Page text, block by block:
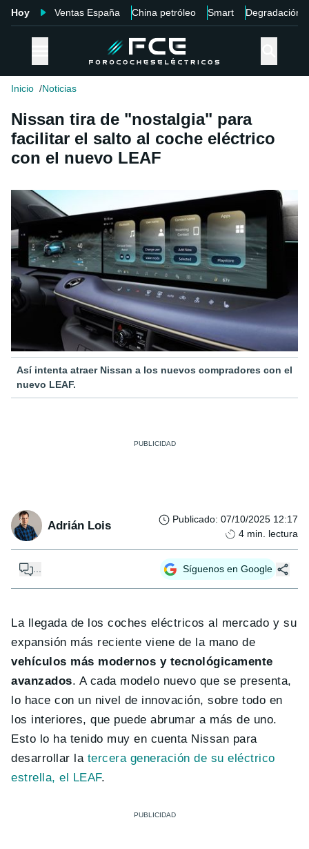
Hoy Ventas España China petróleo Smart Degradación
Inicio Noticias
Nissan tira de "nostalgia" para
facilitar el salto al coche eléctrico
con el nuevo LEAF
Así intenta atraer Nissan a los nuevos compradores con el
nuevo LEAF.
Adrián Lois Publicado: 07/10/2025 12:17
4 min. lectura
... Síguenos en Google
La llegada de los coches eléctricos al mercado y su
expansión más reciente viene de la mano de
vehículos más modernos y tecnológicamente
avanzados. A cada modelo nuevo que se presenta,
lo hace con un nivel de innovación, sobre todo en
los interiores, que puede abrumar a más de uno.
Esto lo ha tenido muy en cuenta Nissan para
desarrollar la tercera generación de su eléctrico
estrella, el LEAF.